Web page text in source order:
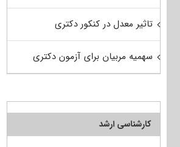
تاثیر معدل در کنکور دکتری
سهمیه مربیان برای آزمون دکتری
کارشناسی ارشد